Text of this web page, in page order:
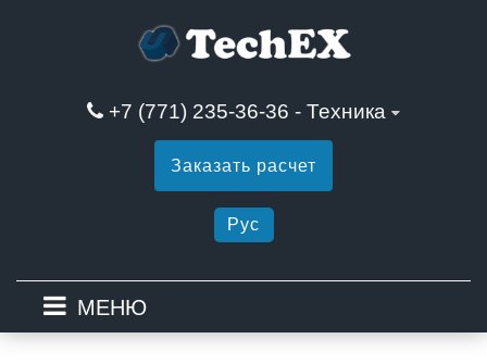
+7 (771) 235-36-36 - Техника
Заказать расчет
Рус
МЕНЮ